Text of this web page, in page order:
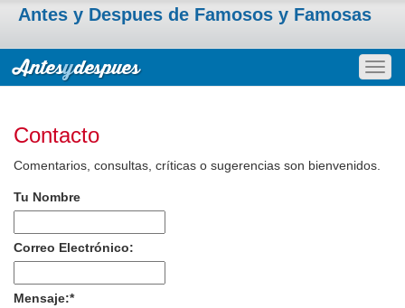
Antes y Despues de Famosos y Famosas
Contacto
Comentarios, consultas, críticas o sugerencias son bienvenidos.
Tu Nombre
Correo Electrónico:
Mensaje:*